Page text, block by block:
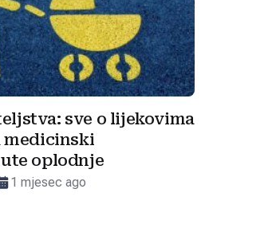
sve o lijekovima
medicinski
oplodnje
1 mjesec ago